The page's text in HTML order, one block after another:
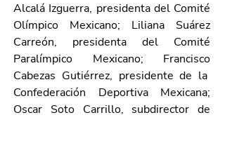
Alcalá Izguerra, presidenta del Comité
Olímpico Mexicano; Liliana Suárez
Carreón, presidenta del Comité
Paralímpico Mexicano; Francisco
Cabezas Gutiérrez, presidente de la
Confederación Deportiva Mexicana;
Oscar Soto Carrillo, subdirector de